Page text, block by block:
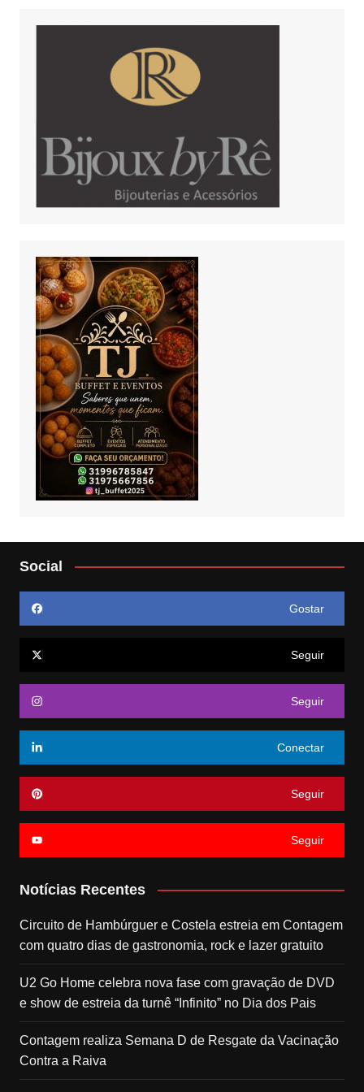
Social
Gostar
Seguir
Seguir
Conectar
Seguir
Seguir
Notícias Recentes
Circuito de Hambúrguer e Costela estreia em Contagem
com quatro dias de gastronomia, rock e lazer gratuito
U2 Go Home celebra nova fase com gravação de DVD
e show de estreia da turnê “Infinito” no Dia dos Pais
Contagem realiza Semana D de Resgate da Vacinação
Contra a Raiva